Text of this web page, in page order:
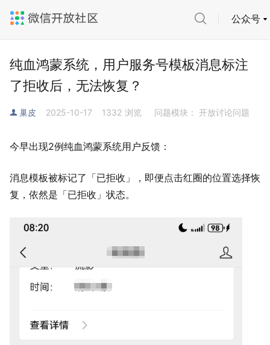
公众号
纯血鸿蒙系统，用户服务号模板消息标注
了拒收后，无法恢复？
巢皮 2025-10-17 1332 浏览 问题模块： 开放讨论问题
今早出现2例纯血鸿蒙系统用户反馈：
消息模板被标记了「已拒收」，即便点击红圈的位置选择恢
复，依然是 「已拒收」状态。